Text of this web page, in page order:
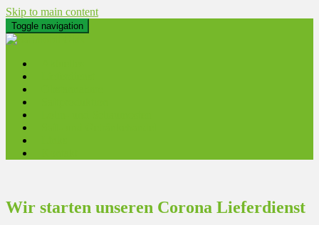
Skip to main content
Toggle navigation
Wir starten unseren Corona Lieferdienst